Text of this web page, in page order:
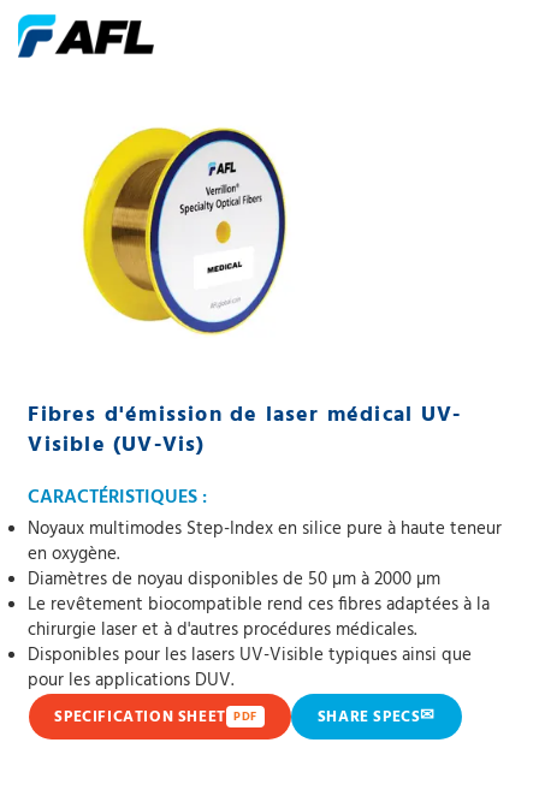
Fibres d'émission de laser médical UV-
Visible (UV-Vis)
CARACTÉRISTIQUES :
Noyaux multimodes Step-Index en silice pure à haute teneur
en oxygène.
Diamètres de noyau disponibles de 50 µm à 2000 µm
Le revêtement biocompatible rend ces fibres adaptées à la
chirurgie laser et à d'autres procédures médicales.
Disponibles pour les lasers UV-Visible typiques ainsi que
pour les applications DUV.
SPECIFICATION SHEET PDF SHARE SPECS✉